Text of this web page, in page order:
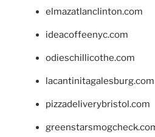
elmazatlanclinton.com
ideacoffeenyc.com
odieschillicothe.com
lacantinitagalesburg.com
pizzadeliverybristol.com